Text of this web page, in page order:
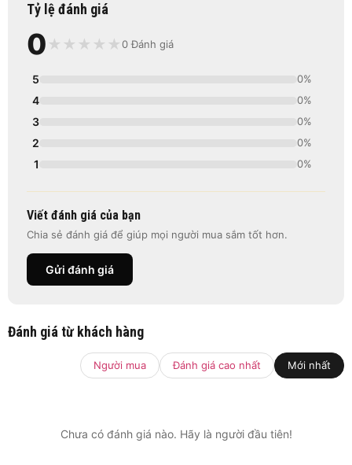
Tỷ lệ đánh giá
0 ★ ★ ★ ★ ★0 Đánh giá
5 0%
4 0%
3 0%
2 0%
1 0%
Viết đánh giá của bạn
Chia sẻ đánh giá để giúp mọi người mua sắm tốt hơn.
Gửi đánh giá
Đánh giá từ khách hàng
Người mua Đánh giá cao nhất Mới nhất
Chưa có đánh giá nào. Hãy là người đầu tiên!